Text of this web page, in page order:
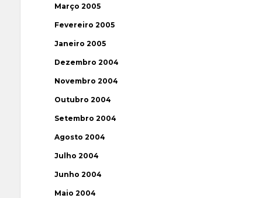
Março 2005
Fevereiro 2005
Janeiro 2005
Dezembro 2004
Novembro 2004
Outubro 2004
Setembro 2004
Agosto 2004
Julho 2004
Junho 2004
Maio 2004